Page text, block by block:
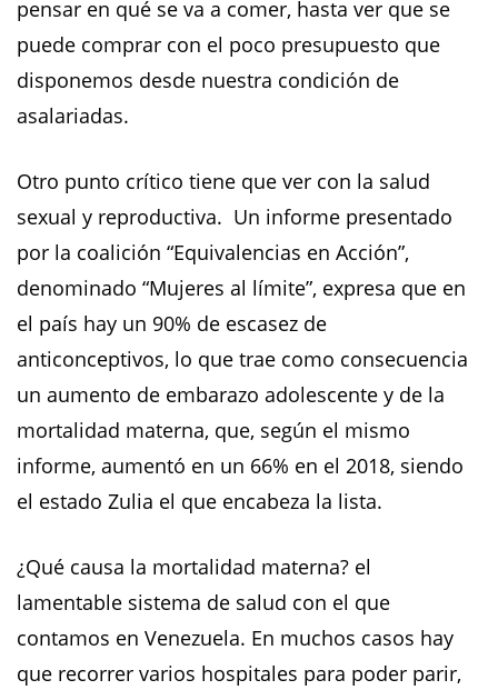
pensar en qué se va a comer, hasta ver que se
puede comprar con el poco presupuesto que
disponemos desde nuestra condición de
asalariadas.
Otro punto crítico tiene que ver con la salud
sexual y reproductiva. Un informe presentado
por la coalición “Equivalencias en Acción”,
denominado “Mujeres al límite”, expresa que en
el país hay un 90% de escasez de
anticonceptivos, lo que trae como consecuencia
un aumento de embarazo adolescente y de la
mortalidad materna, que, según el mismo
informe, aumentó en un 66% en el 2018, siendo
el estado Zulia el que encabeza la lista.
¿Qué causa la mortalidad materna? el
lamentable sistema de salud con el que
contamos en Venezuela. En muchos casos hay
que recorrer varios hospitales para poder parir,